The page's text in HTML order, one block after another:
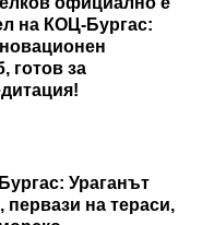
на КОЦ-Бургас:
готов за
Ураганът
на тераси,